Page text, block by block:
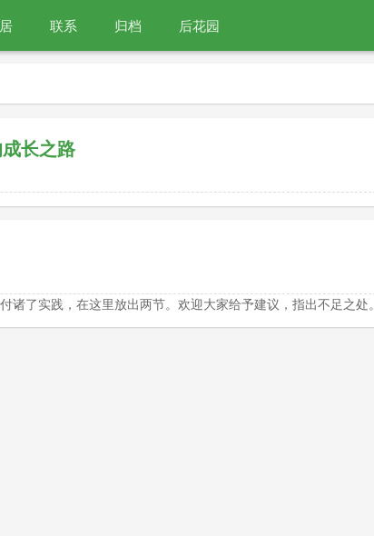
联系 归档 后花园
长之路
了实践，在这里放出两节。欢迎大家给予建议，指出不足之处。